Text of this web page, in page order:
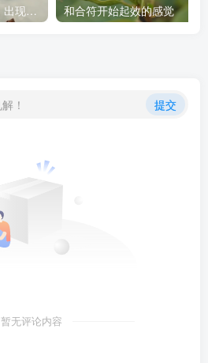
和合法事起效果的表现，出现这些就要留意了 和合符开始起效的感觉
！ 提交
暂无评论内容